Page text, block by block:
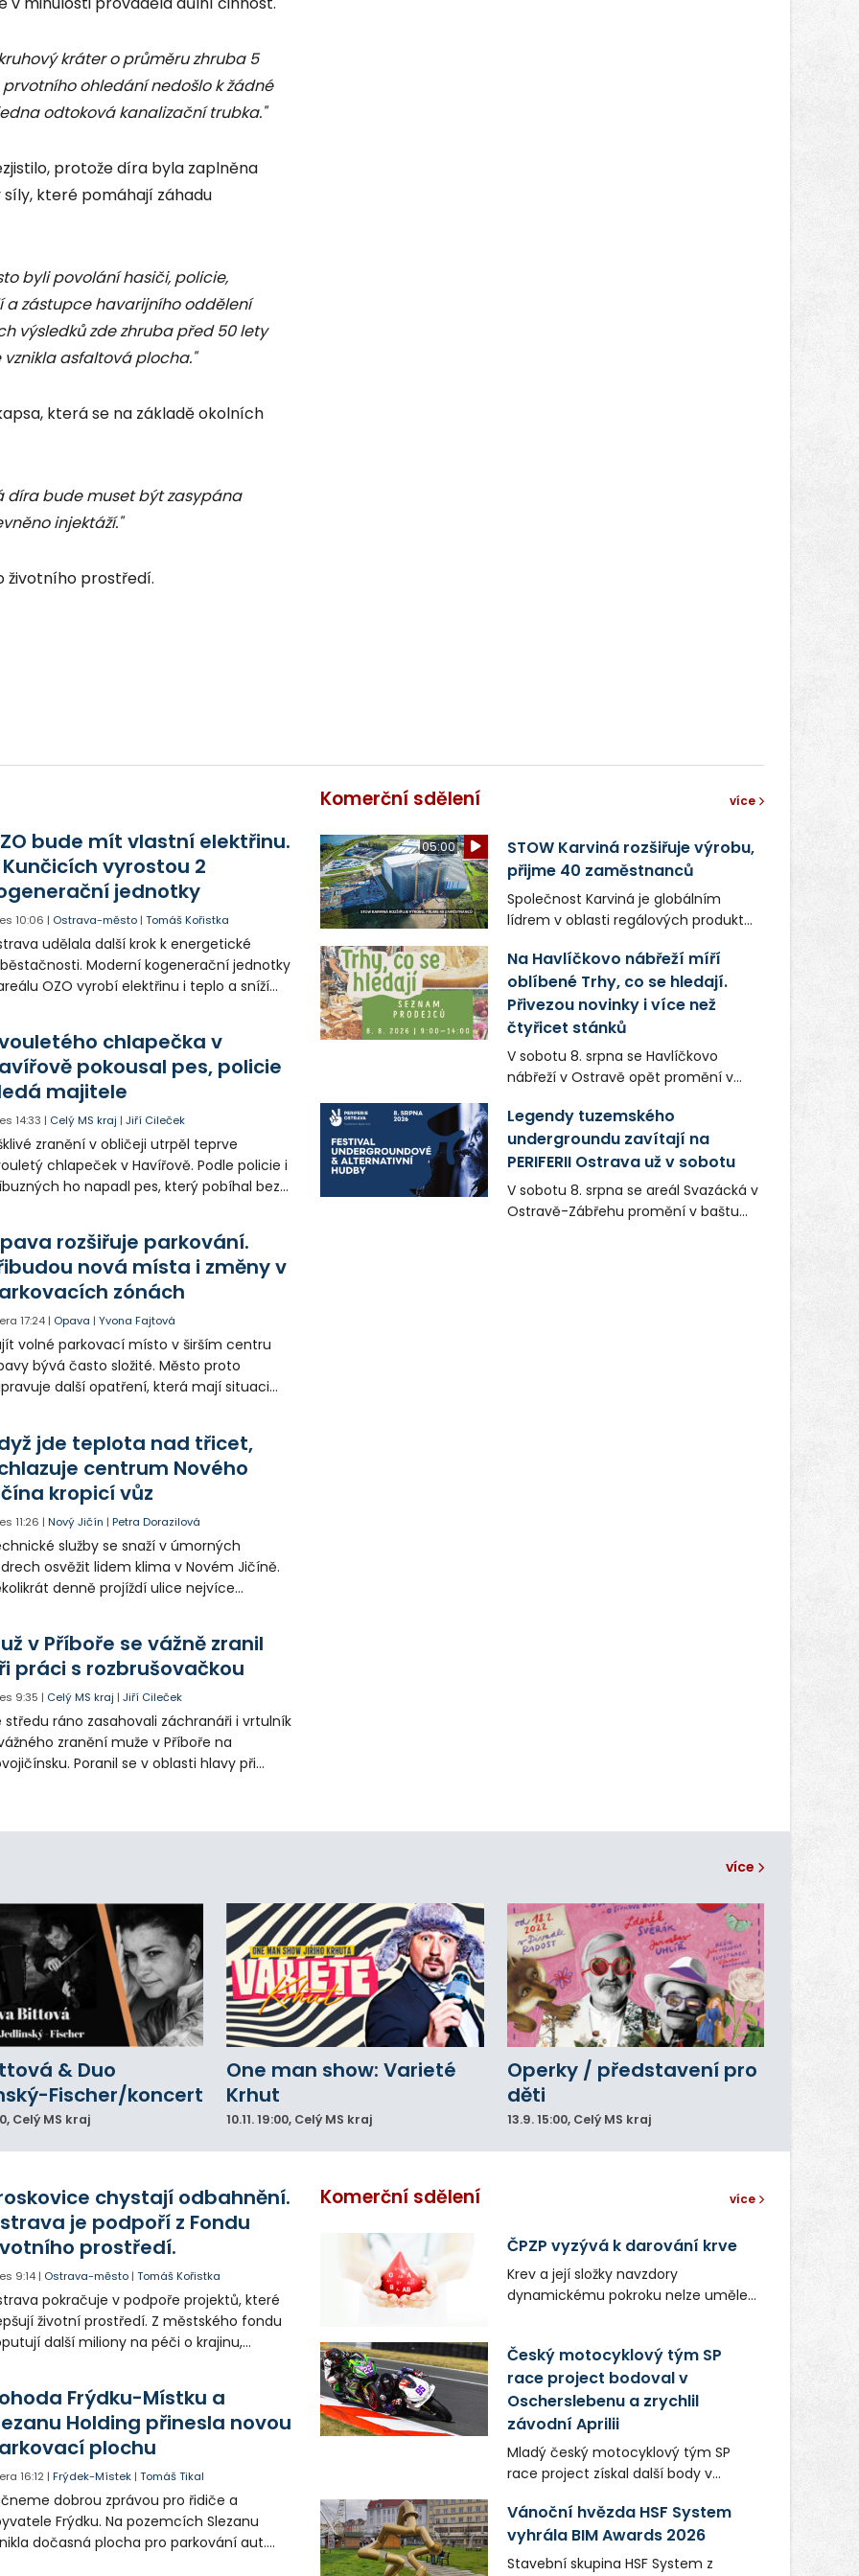
kráter o průměru zhruba 5
ohledání nedošlo k žádné
odtoková kanalizační trubka."
protože díra byla zaplněna
které pomáhají záhadu
byli povolání hasiči, policie,
a zástupce havarijního oddělení
výsledků zde zhruba před 50 lety
asfaltová plocha."
která se na základě okolních
díra bude muset být zasypána
injektáží."
životního prostředí.
bude mít vlastní elektřinu.
Kunčicích vyrostou 2
jednotky
10:06 | Ostrava-město |Tomáš Kořistka
udělala další krok k energetické
Moderní kogenerační jednotky
OZO vyrobí elektřinu i teplo a sníží
chlapečka v
pokousal pes, policie
majitele
14:33 | Celý MS kraj |Jiří Cileček
zranění v obličeji utrpěl teprve
chlapeček v Havířově. Podle policie i
ho napadl pes, který pobíhal bez
psa hledá.
rozšiřuje parkování.
nová místa i změny v
zónách
17:24 | Opava |Yvona Fajtová
volné parkovací místo v širším centru
bývá často složité. Město proto
další opatření, která mají situaci
řidiče v parkovacích zónách.
jde teplota nad třicet,
centrum Nového
kropicí vůz
11:26 |Nový Jičín |Petra Dorazilová
služby se snaží v úmorných
osvěžit lidem klima v Novém Jičíně.
denně projíždí ulice nejvíce
v Příboře se vážně zranil
práci s rozbrušovačkou
9:35 | Celý MS kraj |Jiří Cileček
středu ráno zasahovali záchranáři i vrtulník
zranění muže v Příboře na
Poranil se v oblasti hlavy při
Komerční sdělení více
05:00
STOW Karviná rozšiřuje výrobu,
přijme 40 zaměstnanců
Společnost Karviná je globálním
lídrem v oblasti regálových produktů
zaměstnavatelem na Karvinsku a
firmou s obrovským potenciálem.
Na Havlíčkovo nábřeží míří
oblíbené Trhy, co se hledají.
Přivezou novinky i více než
čtyřicet stánků
V sobotu 8. srpna se Havlíčkovo
nábřeží v Ostravě opět promění v
lokálních výrobků. Trhy, co se hledají
tentokrát nabídnou více než čtyřicet
pečlivě vybraných stánků s kvalitní
gastronomií, farmářskými produkty,
designem i řemeslnou tvorbou.
Návštěvníci se mohou těšit nejen na
Legendy tuzemského
undergroundu zavítají na
PERIFERII Ostrava už v sobotu
V sobotu 8. srpna se areál Svazácká v
Ostravě-Zábřehu promění v baštu
více
& Duo
Fischer/koncert
, Celý MS kraj
One man show: Varieté
Krhut
10.11.19:00, Celý MS kraj
Operky / představení pro
děti
13.9. 15:00, Celý MS kraj
chystají odbahnění.
je podpoří z Fondu
prostředí.
9:14 | Ostrava-město |Tomáš Kořistka
pokračuje v podpoře projektů, které
životní prostředí. Z městského fondu
další miliony na péči o krajinu,
Frýdku-Místku a
Holding přinesla novou
plochu
16:12 |Frýdek-Místek |Tomáš Tikal
dobrou zprávou pro řidiče a
Frýdku. Na pozemcích Slezanu
dočasná plocha pro parkování aut.
Komerční sdělení více
ČPZP vyzývá k darování krve
Krev a její složky navzdory
dynamickému pokroku nelze uměle
nenahraditelnou tělní tekutinu
neobejde. Naléhavá potřeba doplnit
krevní zásoby nastává vždy v létě,
kdy stoupá počet úrazů. Česká
průmyslová zdravotní pojišťovna
(ČPZP) apeluje na všechny, kteří se
těší dobrému zdraví, aby se stali
pravidelnými dárci krve.
Český motocyklový tým SP
race project bodoval v
Oscherslebenu a zrychlil
závodní Aprilii
Mladý český motocyklový tým SP
race project získal další body v
MOTO. Při závodním víkendu, který se
konal od 31. července do 2. srpna na
německém okruhu Oschersleben,
Vánoční hvězda HSF System
vyhrála BIM Awards 2026
Stavební skupina HSF System z